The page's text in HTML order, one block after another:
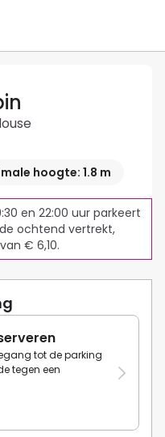
hoogte: 1.8 m
en 22:00 uur parkeert
ochtend vertrekt,
€ 6,10.
tot de parking
tegen een